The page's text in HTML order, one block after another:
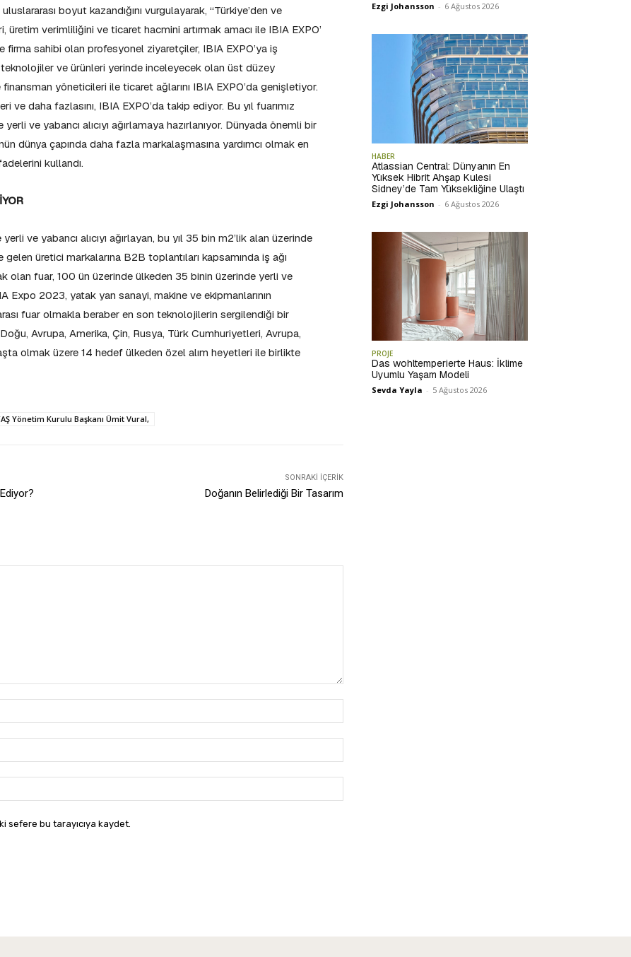
boyut kazandığını vurgulayarak, “Türkiye’den ve
üretim verimliliğini ve ticaret hacmini artırmak amacı ile IBIA EXPO’
sahibi olan profesyonel ziyaretçiler, IBIA EXPO’ya iş
teknolojiler ve ürünleri yerinde inceleyecek olan üst düzey
yöneticileri ile ticaret ağlarını IBIA EXPO’da genişletiyor.
ve daha fazlasını, IBIA EXPO’da takip ediyor. Bu yıl fuarımız
ve yabancı alıcıyı ağırlamaya hazırlanıyor. Dünyada önemli bir
dünya çapında daha fazla markalaşmasına yardımcı olmak en
kullandı.
ve yabancı alıcıyı ağırlayan, bu yıl 35 bin m2’lik alan üzerinde
gelen üretici markalarına B2B toplantıları kapsamında iş ağı
olan fuar, 100 ün üzerinde ülkeden 35 binin üzerinde yerli ve
Expo 2023, yatak yan sanayi, makine ve ekipmanlarının
fuar olmakla beraber en son teknolojilerin sergilendiği bir
Avrupa, Amerika, Çin, Rusya, Türk Cumhuriyetleri, Avrupa,
olmak üzere 14 hedef ülkeden özel alım heyetleri ile birlikte
Yönetim Kurulu Başkanı Ümit Vural,
SONRAKI İÇERIK
Doğanın Belirlediği Bir Tasarım
Posta:*
sefere bu tarayıcıya kaydet.
Ezgi Johansson - 6 Ağustos 2026
HABER
Atlassian Central: Dünyanın En
Yüksek Hibrit Ahşap Kulesi
Sidney’de Tam Yüksekliğine Ulaştı
Ezgi Johansson - 6 Ağustos 2026
PROJE
Das wohltemperierte Haus: İklime
Uyumlu Yaşam Modeli
Sevda Yayla - 5 Ağustos 2026